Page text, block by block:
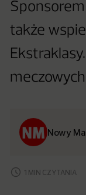
także
Nowy
1 MIN CZYTANIA